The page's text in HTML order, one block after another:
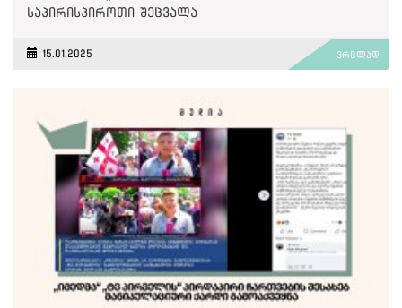
საპირისპიროთი შეცვალა
15.01.2025 ვრცლად